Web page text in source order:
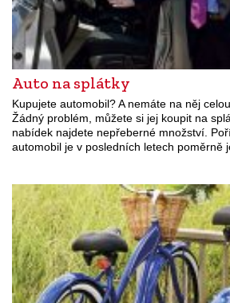
Auto na splátky
Kupujete automobil? A nemáte na něj
Žádný problém, můžete si jej koupit na
nabídek najdete nepřeberné množství.
automobil je v posledních letech poměrně